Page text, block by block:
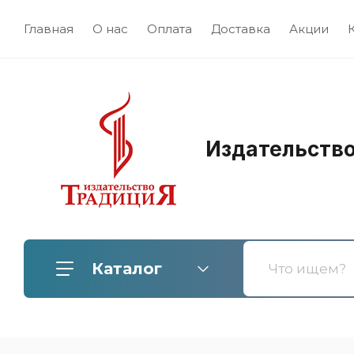
Главная О нас Оплата Доставка Акции
Каталог